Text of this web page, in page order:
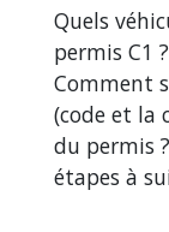
Quels
permis C1
Comment
(code et la
du permis
étapes à